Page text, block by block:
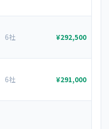
6社 ¥292,500
6社 ¥291,000